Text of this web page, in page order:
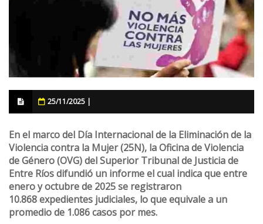
25/11/2025 |
En el marco del Día Internacional de la Eliminación de la
Violencia contra la Mujer (25N), la Oficina de Violencia
de Género (OVG) del Superior Tribunal de Justicia de
Entre Ríos difundió un informeel cual indica queentre
enero y octubre de 2025 se registraron
10.868expedientes judiciales, lo que equivale a un
promedio de 1.086 casos por mes.